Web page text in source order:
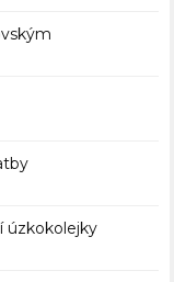
úzkokolejky